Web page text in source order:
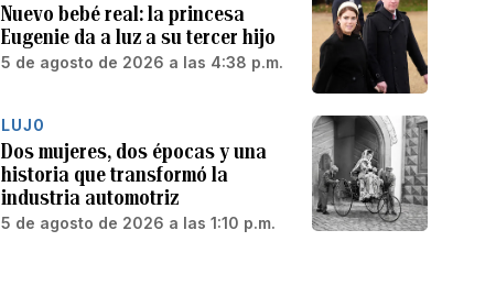
Nuevo bebé real: la princesa
Eugenie da a luz a su tercer hijo
5 de agosto de 2026 a las 4:38 p.m.
LUJO
Dos mujeres, dos épocas y una
historia que transformó la
industria automotriz
5 de agosto de 2026 a las 1:10 p.m.